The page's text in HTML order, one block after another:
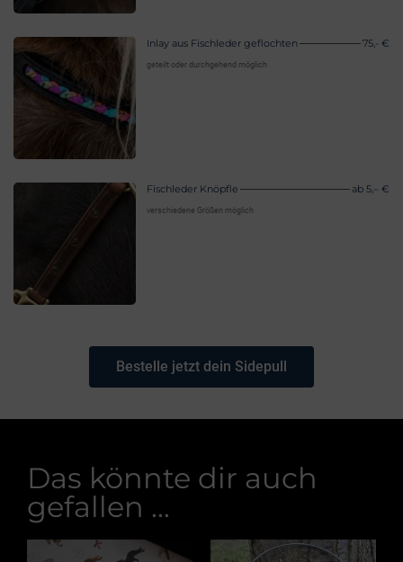
Inlay aus Fischleder geflochten 75,- €
geteilt oder durchgehend möglich
Fischleder Knöpfle ab 5,– €
verschiedene Größen möglich
Bestelle jetzt dein Sidepull
Das könnte dir auch
gefallen ...